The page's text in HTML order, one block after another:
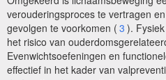
verouderingsproces te vertragen
gevolgen te voorkomen ( 3 ).
het risico van
Evenwichtsoefeningen en
effectief in het kader van